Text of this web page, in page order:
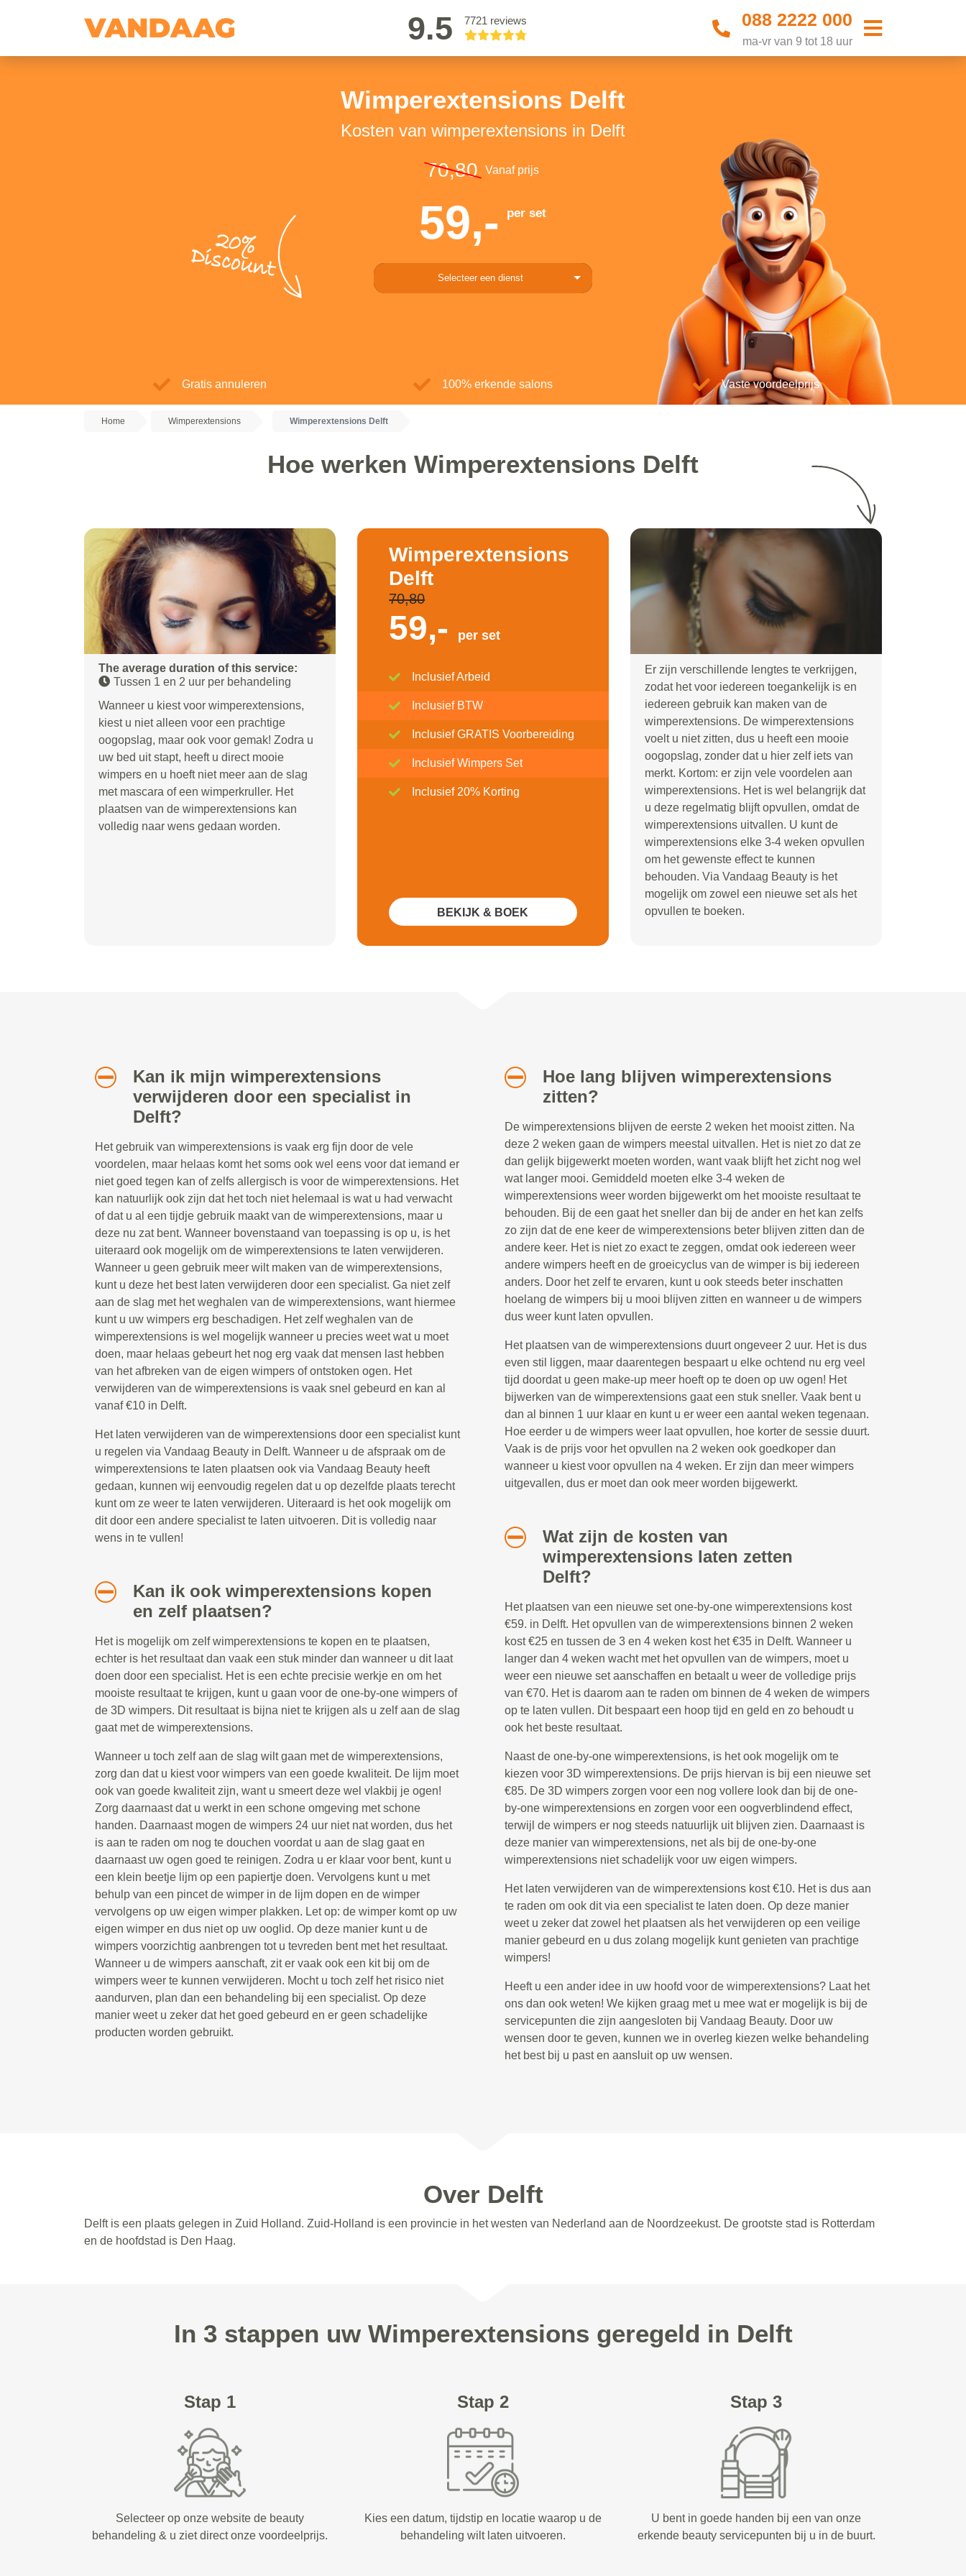
9.5 7721 reviews 088 2222 000
ma-vr van 9 tot 18 uur
Wimperextensions Delft
Kosten van wimperextensions in Delft
20%
Discount
70,80 Vanaf prijs
59,- per set
Selecteer een dienst
Gratis annuleren 100% erkende salons Vaste voordeelprijs
Home Wimperextensions Wimperextensions Delft
Hoe werken Wimperextensions Delft
The average duration of this service:
Tussen 1 en 2 uur per behandeling
Wanneer u kiest voor wimperextensions,
kiest u niet alleen voor een prachtige
oogopslag, maar ook voor gemak! Zodra u
uw bed uit stapt, heeft u direct mooie
wimpers en u hoeft niet meer aan de slag
met mascara of een wimperkruller. Het
plaatsen van de wimperextensions kan
volledig naar wens gedaan worden.
Wimperextensions
Delft
70,80
59,- per set
Inclusief Arbeid
Inclusief BTW
Inclusief GRATIS Voorbereiding
Inclusief Wimpers Set
Inclusief 20% Korting
BEKIJK & BOEK
Er zijn verschillende lengtes te verkrijgen,
zodat het voor iedereen toegankelijk is en
iedereen gebruik kan maken van de
wimperextensions. De wimperextensions
voelt u niet zitten, dus u heeft een mooie
oogopslag, zonder dat u hier zelf iets van
merkt. Kortom: er zijn vele voordelen aan
wimperextensions. Het is wel belangrijk dat
u deze regelmatig blijft opvullen, omdat de
wimperextensions uitvallen. U kunt de
wimperextensions elke 3-4 weken opvullen
om het gewenste effect te kunnen
behouden. Via Vandaag Beauty is het
mogelijk om zowel een nieuwe set als het
opvullen te boeken.
Kan ik mijn wimperextensions
verwijderen door een specialist in
Delft?
Het gebruik van wimperextensions is vaak erg fijn door de vele
voordelen, maar helaas komt het soms ook wel eens voor dat iemand er
niet goed tegen kan of zelfs allergisch is voor de wimperextensions. Het
kan natuurlijk ook zijn dat het toch niet helemaal is wat u had verwacht
of dat u al een tijdje gebruik maakt van de wimperextensions, maar u
deze nu zat bent. Wanneer bovenstaand van toepassing is op u, is het
uiteraard ook mogelijk om de wimperextensions te laten verwijderen.
Wanneer u geen gebruik meer wilt maken van de wimperextensions,
kunt u deze het best laten verwijderen door een specialist. Ga niet zelf
aan de slag met het weghalen van de wimperextensions, want hiermee
kunt u uw wimpers erg beschadigen. Het zelf weghalen van de
wimperextensions is wel mogelijk wanneer u precies weet wat u moet
doen, maar helaas gebeurt het nog erg vaak dat mensen last hebben
van het afbreken van de eigen wimpers of ontstoken ogen. Het
verwijderen van de wimperextensions is vaak snel gebeurd en kan al
vanaf €10 in Delft.
Het laten verwijderen van de wimperextensions door een specialist kunt
u regelen via Vandaag Beauty in Delft. Wanneer u de afspraak om de
wimperextensions te laten plaatsen ook via Vandaag Beauty heeft
gedaan, kunnen wij eenvoudig regelen dat u op dezelfde plaats terecht
kunt om ze weer te laten verwijderen. Uiteraard is het ook mogelijk om
dit door een andere specialist te laten uitvoeren. Dit is volledig naar
wens in te vullen!
Kan ik ook wimperextensions kopen
en zelf plaatsen?
Het is mogelijk om zelf wimperextensions te kopen en te plaatsen,
echter is het resultaat dan vaak een stuk minder dan wanneer u dit laat
doen door een specialist. Het is een echte precisie werkje en om het
mooiste resultaat te krijgen, kunt u gaan voor de one-by-one wimpers of
de 3D wimpers. Dit resultaat is bijna niet te krijgen als u zelf aan de slag
gaat met de wimperextensions.
Wanneer u toch zelf aan de slag wilt gaan met de wimperextensions,
zorg dan dat u kiest voor wimpers van een goede kwaliteit. De lijm moet
ook van goede kwaliteit zijn, want u smeert deze wel vlakbij je ogen!
Zorg daarnaast dat u werkt in een schone omgeving met schone
handen. Daarnaast mogen de wimpers 24 uur niet nat worden, dus het
is aan te raden om nog te douchen voordat u aan de slag gaat en
daarnaast uw ogen goed te reinigen. Zodra u er klaar voor bent, kunt u
een klein beetje lijm op een papiertje doen. Vervolgens kunt u met
behulp van een pincet de wimper in de lijm dopen en de wimper
vervolgens op uw eigen wimper plakken. Let op: de wimper komt op uw
eigen wimper en dus niet op uw ooglid. Op deze manier kunt u de
wimpers voorzichtig aanbrengen tot u tevreden bent met het resultaat.
Wanneer u de wimpers aanschaft, zit er vaak ook een kit bij om de
wimpers weer te kunnen verwijderen. Mocht u toch zelf het risico niet
aandurven, plan dan een behandeling bij een specialist. Op deze
manier weet u zeker dat het goed gebeurd en er geen schadelijke
producten worden gebruikt.
Hoe lang blijven wimperextensions
zitten?
De wimperextensions blijven de eerste 2 weken het mooist zitten. Na
deze 2 weken gaan de wimpers meestal uitvallen. Het is niet zo dat ze
dan gelijk bijgewerkt moeten worden, want vaak blijft het zicht nog wel
wat langer mooi. Gemiddeld moeten elke 3-4 weken de
wimperextensions weer worden bijgewerkt om het mooiste resultaat te
behouden. Bij de een gaat het sneller dan bij de ander en het kan zelfs
zo zijn dat de ene keer de wimperextensions beter blijven zitten dan de
andere keer. Het is niet zo exact te zeggen, omdat ook iedereen weer
andere wimpers heeft en de groeicyclus van de wimper is bij iedereen
anders. Door het zelf te ervaren, kunt u ook steeds beter inschatten
hoelang de wimpers bij u mooi blijven zitten en wanneer u de wimpers
dus weer kunt laten opvullen.
Het plaatsen van de wimperextensions duurt ongeveer 2 uur. Het is dus
even stil liggen, maar daarentegen bespaart u elke ochtend nu erg veel
tijd doordat u geen make-up meer hoeft op te doen op uw ogen! Het
bijwerken van de wimperextensions gaat een stuk sneller. Vaak bent u
dan al binnen 1 uur klaar en kunt u er weer een aantal weken tegenaan.
Hoe eerder u de wimpers weer laat opvullen, hoe korter de sessie duurt.
Vaak is de prijs voor het opvullen na 2 weken ook goedkoper dan
wanneer u kiest voor opvullen na 4 weken. Er zijn dan meer wimpers
uitgevallen, dus er moet dan ook meer worden bijgewerkt.
Wat zijn de kosten van
wimperextensions laten zetten
Delft?
Het plaatsen van een nieuwe set one-by-one wimperextensions kost
€59. in Delft. Het opvullen van de wimperextensions binnen 2 weken
kost €25 en tussen de 3 en 4 weken kost het €35 in Delft. Wanneer u
langer dan 4 weken wacht met het opvullen van de wimpers, moet u
weer een nieuwe set aanschaffen en betaalt u weer de volledige prijs
van €70. Het is daarom aan te raden om binnen de 4 weken de wimpers
op te laten vullen. Dit bespaart een hoop tijd en geld en zo behoudt u
ook het beste resultaat.
Naast de one-by-one wimperextensions, is het ook mogelijk om te
kiezen voor 3D wimperextensions. De prijs hiervan is bij een nieuwe set
€85. De 3D wimpers zorgen voor een nog vollere look dan bij de one-
by-one wimperextensions en zorgen voor een oogverblindend effect,
terwijl de wimpers er nog steeds natuurlijk uit blijven zien. Daarnaast is
deze manier van wimperextensions, net als bij de one-by-one
wimperextensions niet schadelijk voor uw eigen wimpers.
Het laten verwijderen van de wimperextensions kost €10. Het is dus aan
te raden om ook dit via een specialist te laten doen. Op deze manier
weet u zeker dat zowel het plaatsen als het verwijderen op een veilige
manier gebeurd en u dus zolang mogelijk kunt genieten van prachtige
wimpers!
Heeft u een ander idee in uw hoofd voor de wimperextensions? Laat het
ons dan ook weten! We kijken graag met u mee wat er mogelijk is bij de
servicepunten die zijn aangesloten bij Vandaag Beauty. Door uw
wensen door te geven, kunnen we in overleg kiezen welke behandeling
het best bij u past en aansluit op uw wensen.
Over Delft
Delft is een plaats gelegen in Zuid Holland. Zuid-Holland is een provincie in het westen van Nederland aan de Noordzeekust. De grootste stad is Rotterdam
en de hoofdstad is Den Haag.
In 3 stappen uw Wimperextensions geregeld in Delft
Stap 1
Selecteer op onze website de beauty
behandeling & u ziet direct onze voordeelprijs.
Stap 2
Kies een datum, tijdstip en locatie waarop u de
behandeling wilt laten uitvoeren.
Stap 3
U bent in goede handen bij een van onze
erkende beauty servicepunten bij u in de buurt.